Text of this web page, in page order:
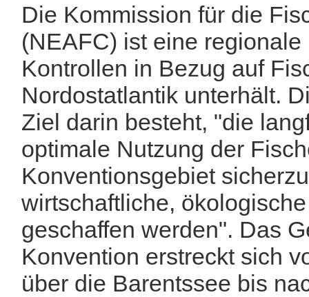
Die Kommission für die
(NEAFC) ist eine
Kontrollen in Bezug auf
Nordostatlantik unterhält.
Ziel darin besteht, "die
optimale Nutzung der
Konventionsgebiet
wirtschaftliche,
geschaffen werden". Das
Konvention erstreckt sich
über die Barentssee bis